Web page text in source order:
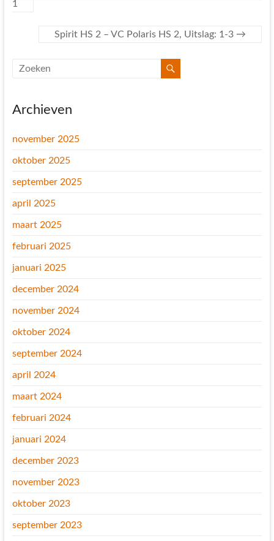
1
Spirit HS 2 – VC Polaris HS 2, Uitslag: 1-3 →
Archieven
november 2025
oktober 2025
september 2025
april 2025
maart 2025
februari 2025
januari 2025
december 2024
november 2024
oktober 2024
september 2024
april 2024
maart 2024
februari 2024
januari 2024
december 2023
november 2023
oktober 2023
september 2023